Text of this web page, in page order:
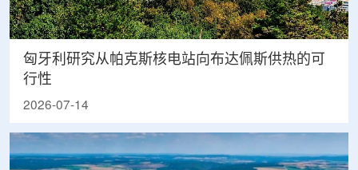
匈牙利研究从帕克斯核电站向布达佩斯供热的可
行性
2026-07-14